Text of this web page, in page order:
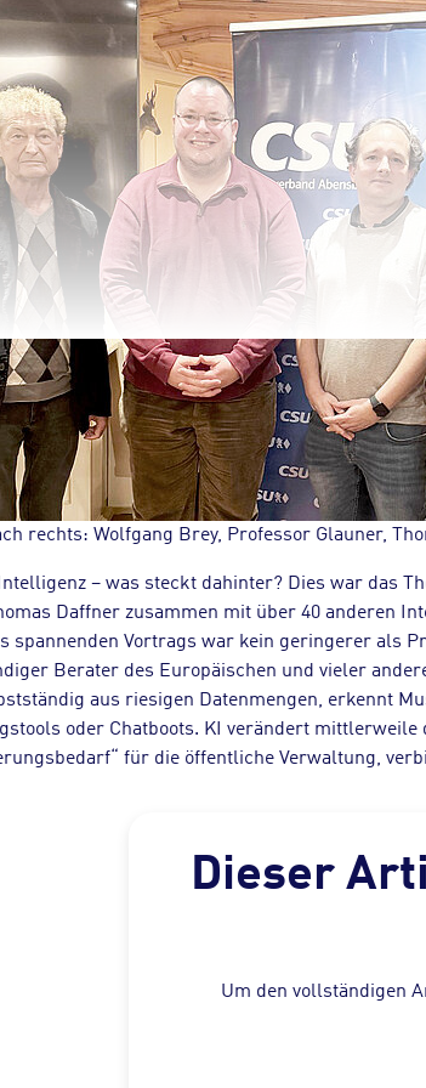
rechts: Wolfgang Brey, Professor Glauner,
– was steckt dahinter? Dies war das
Daffner zusammen mit über 40 anderen
spannenden Vortrags war kein geringerer als
Berater des Europäischen und vieler
aus riesigen Datenmengen, erkennt
oder Chatboots. KI verändert
für die öffentliche Verwaltung,
Dieser
Um den vollständigen